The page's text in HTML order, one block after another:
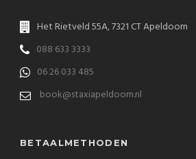
Het Rietveld 55A, 7321 CT Apeldoorn
088 633 3333
06 26 033 485
book@staxiapeldoorn.nl
BETAALMETHODEN